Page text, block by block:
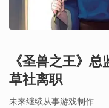
《圣兽之王》
草社离职
未来继续从事游戏制作